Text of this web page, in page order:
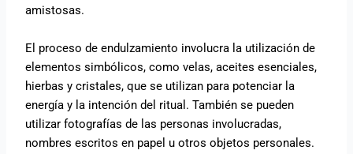
amistosas.
El proceso de endulzamiento involucra la utilización de
elementos simbólicos, como velas, aceites esenciales,
hierbas y cristales, que se utilizan para potenciar la
energía y la intención del ritual. También se pueden
utilizar fotografías de las personas involucradas,
nombres escritos en papel u otros objetos personales.